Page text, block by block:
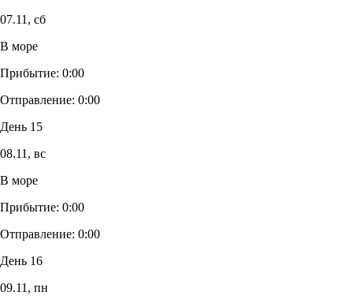
07.11, сб
В море
Прибытие: 0:00
Отправление: 0:00
День 15
08.11, вс
В море
Прибытие: 0:00
Отправление: 0:00
День 16
09.11, пн